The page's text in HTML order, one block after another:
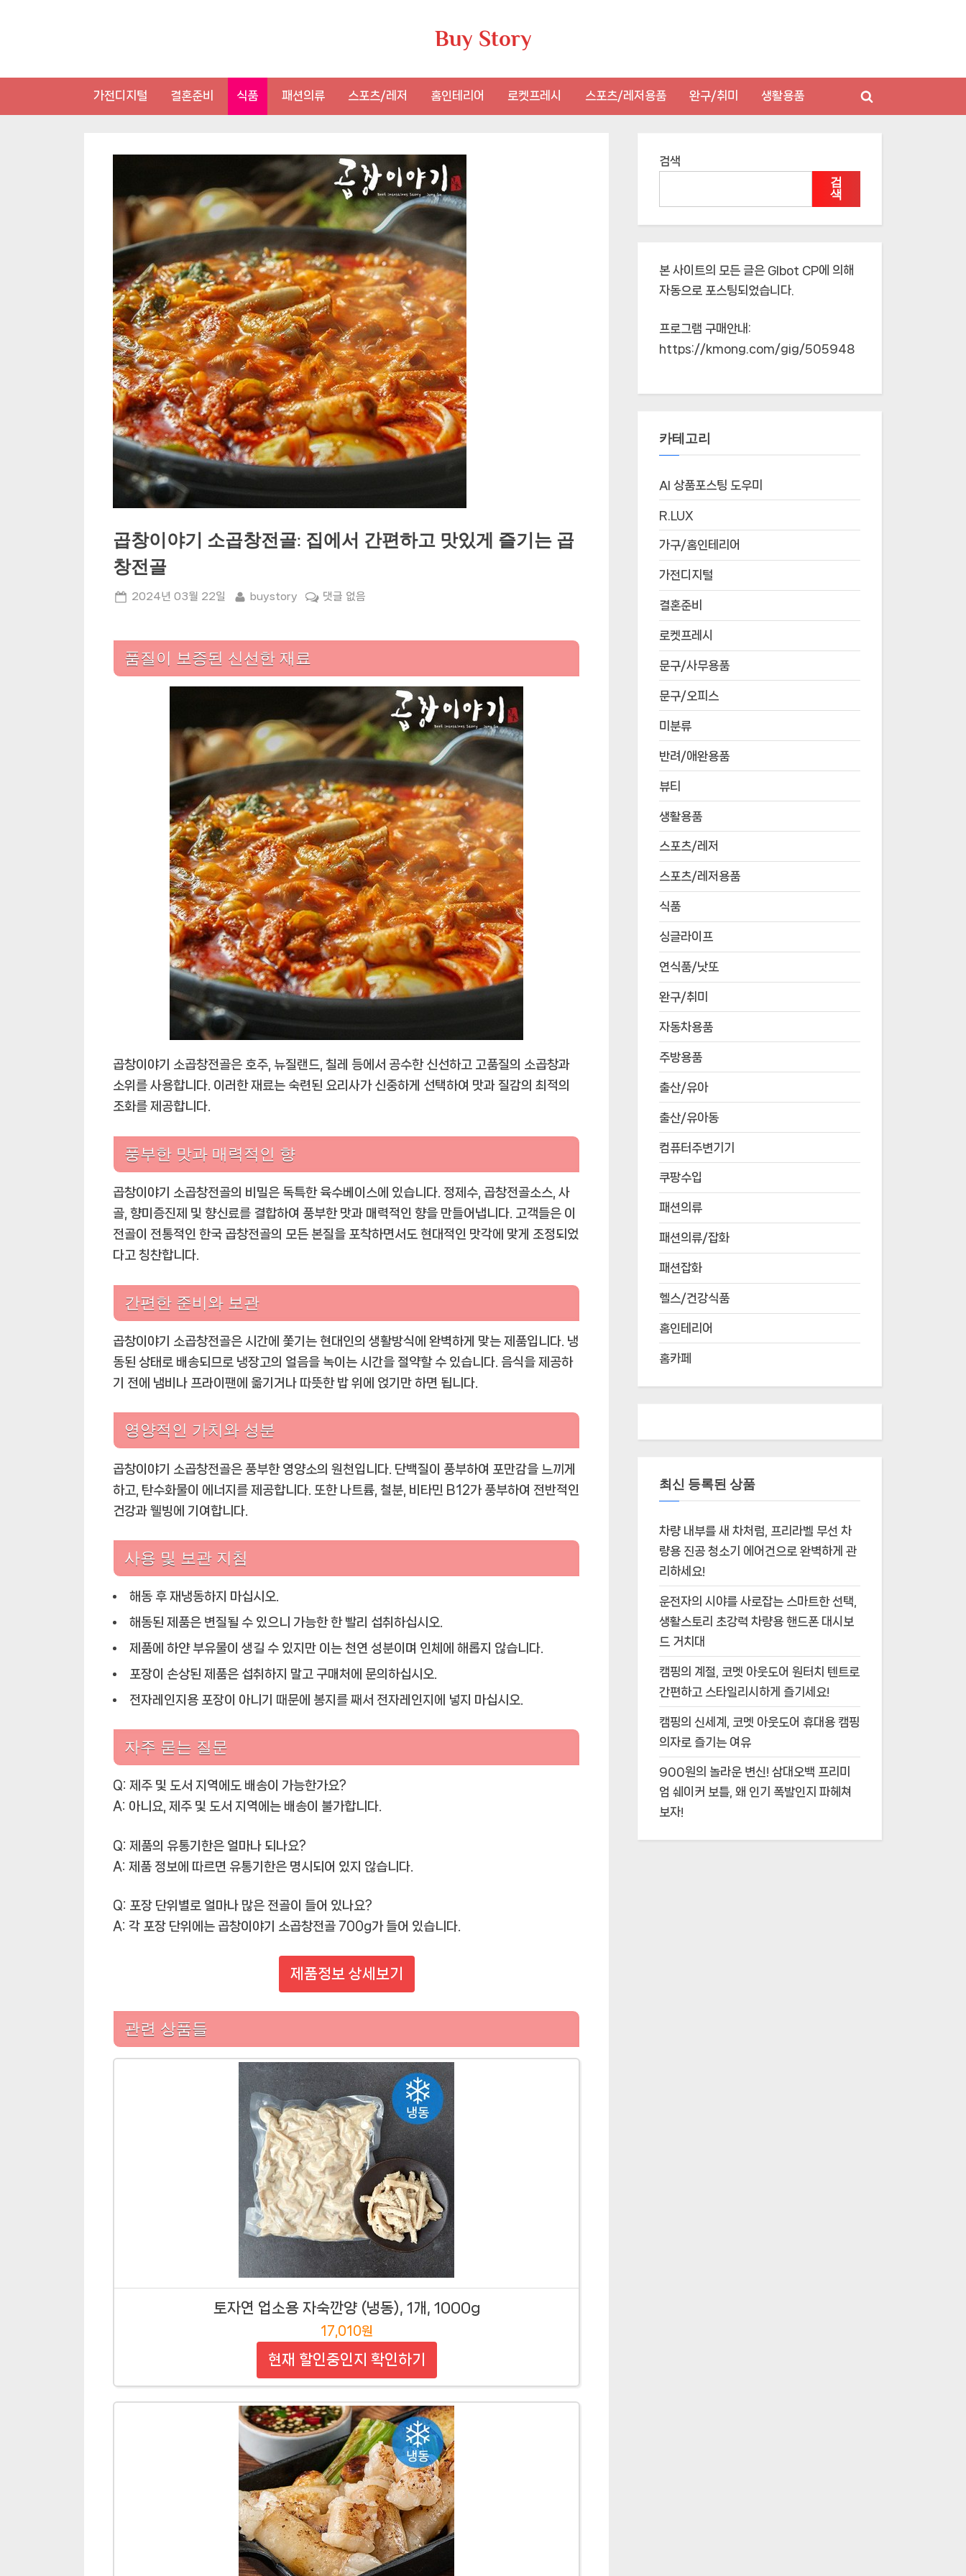
Buy Story
가전디지털 결혼준비 식품 패션의류 스포츠/레저 홈인테리어 로켓프레시 스포츠/레저용품 완구/취미 생활용품
Toggle
곱창이야기 소곱창전골: 집에서 간편하고 맛있게 즐기는 곱
창전골
Posted
2024년 03월 22일 By
buystory
곱
소
곱
창
전
골:
집
에
서
간
편
하
고
맛
있
게
즐
기
는
곱
골
에
댓글 없음
품질이 보증된 신선한 재료
곱창이야기 소곱창전골은 호주, 뉴질랜드, 칠레 등에서 공수한 신선하고 고품질의 소곱창과
소위를 사용합니다. 이러한 재료는 숙련된 요리사가 신중하게 선택하여 맛과 질감의 최적의
조화를 제공합니다.
풍부한 맛과 매력적인 향
곱창이야기 소곱창전골의 비밀은 독특한 육수베이스에 있습니다. 정제수, 곱창전골소스, 사
골, 향미증진제 및 향신료를 결합하여 풍부한 맛과 매력적인 향을 만들어냅니다. 고객들은 이
전골이 전통적인 한국 곱창전골의 모든 본질을 포착하면서도 현대적인 맛각에 맞게 조정되었
다고 칭찬합니다.
간편한 준비와 보관
곱창이야기 소곱창전골은 시간에 쫓기는 현대인의 생활방식에 완벽하게 맞는 제품입니다. 냉
동된 상태로 배송되므로 냉장고의 얼음을 녹이는 시간을 절약할 수 있습니다. 음식을 제공하
기 전에 냄비나 프라이팬에 옮기거나 따뜻한 밥 위에 얹기만 하면 됩니다.
영양적인 가치와 성분
곱창이야기 소곱창전골은 풍부한 영양소의 원천입니다. 단백질이 풍부하여 포만감을 느끼게
하고, 탄수화물이 에너지를 제공합니다. 또한 나트륨, 철분, 비타민 B12가 풍부하여 전반적인
건강과 웰빙에 기여합니다.
사용 및 보관 지침
해동 후 재냉동하지 마십시오.
해동된 제품은 변질될 수 있으니 가능한 한 빨리 섭취하십시오.
제품에 하얀 부유물이 생길 수 있지만 이는 천연 성분이며 인체에 해롭지 않습니다.
포장이 손상된 제품은 섭취하지 말고 구매처에 문의하십시오.
전자레인지용 포장이 아니기 때문에 봉지를 째서 전자레인지에 넣지 마십시오.
자주 묻는 질문
Q: 제주 및 도서 지역에도 배송이 가능한가요?
A: 아니요, 제주 및 도서 지역에는 배송이 불가합니다.
Q: 제품의 유통기한은 얼마나 되나요?
A: 제품 정보에 따르면 유통기한은 명시되어 있지 않습니다.
Q: 포장 단위별로 얼마나 많은 전골이 들어 있나요?
A: 각 포장 단위에는 곱창이야기 소곱창전골 700g가 들어 있습니다.
제품정보 상세보기
관련 상품들
토자연 업소용 자숙깐양 (냉동), 1개, 1000g
17,010원
현재 할인중인지 확인하기
검색
검
색
본 사이트의 모든 글은 Glbot CP에 의해
자동으로 포스팅되었습니다.
프로그램 구매안내:
https://kmong.com/gig/505948
카테고리
AI 상품포스팅 도우미
R.LUX
가구/홈인테리어
가전디지털
결혼준비
로켓프레시
문구/사무용품
문구/오피스
미분류
반려/애완용품
뷰티
생활용품
스포츠/레저
스포츠/레저용품
식품
싱글라이프
연식품/낫또
완구/취미
자동차용품
주방용품
출산/유아
출산/유아동
컴퓨터주변기기
쿠팡수입
패션의류
패션의류/잡화
패션잡화
헬스/건강식품
홈인테리어
홈카페
최신 등록된 상품
차량 내부를 새 차처럼, 프리라벨 무선 차
량용 진공 청소기 에어건으로 완벽하게 관
리하세요!
운전자의 시야를 사로잡는 스마트한 선택,
생활스토리 초강력 차량용 핸드폰 대시보
드 거치대
캠핑의 계절, 코멧 아웃도어 원터치 텐트로
간편하고 스타일리시하게 즐기세요!
캠핑의 신세계, 코멧 아웃도어 휴대용 캠핑
의자로 즐기는 여유
900원의 놀라운 변신! 삼대오백 프리미
엄 쉐이커 보틀, 왜 인기 폭발인지 파헤쳐
보자!